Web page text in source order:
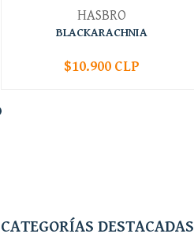
HASBRO
BLACKARACHNIA
+
$10.900 CLP
CATEGORÍAS DESTACADAS